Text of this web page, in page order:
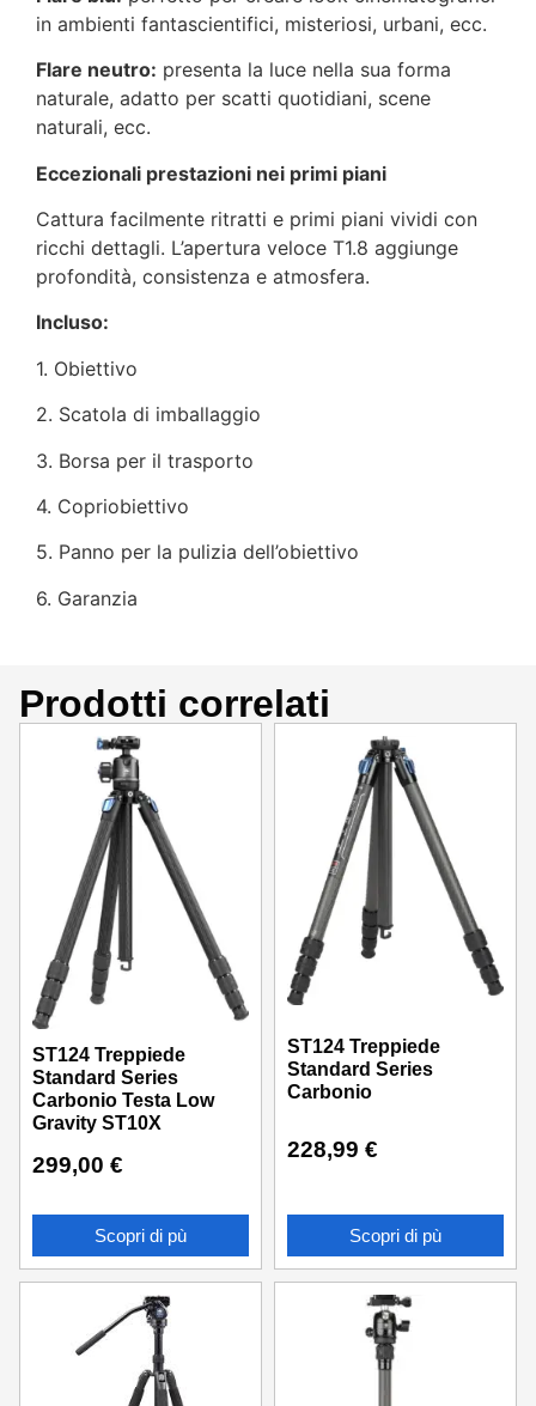
in ambienti fantascientifici, misteriosi, urbani, ecc.
Flare neutro: presenta la luce nella sua forma
naturale, adatto per scatti quotidiani, scene
naturali, ecc.
Eccezionali prestazioni nei primi piani
Cattura facilmente ritratti e primi piani vividi con
ricchi dettagli. L’apertura veloce T1.8 aggiunge
profondità, consistenza e atmosfera.
Incluso:
1. Obiettivo
2. Scatola di imballaggio
3. Borsa per il trasporto
4. Copriobiettivo
5. Panno per la pulizia dell’obiettivo
6. Garanzia
Prodotti correlati
ST124 Treppiede
Standard Series
Carbonio Testa Low
Gravity ST10X
299,00 €
Scopri di pù
ST124 Treppiede
Standard Series
Carbonio
228,99 €
Scopri di pù